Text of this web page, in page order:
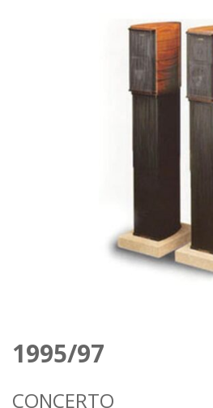
1995/97
CONCERTO